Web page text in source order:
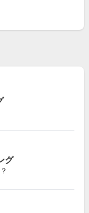
グ